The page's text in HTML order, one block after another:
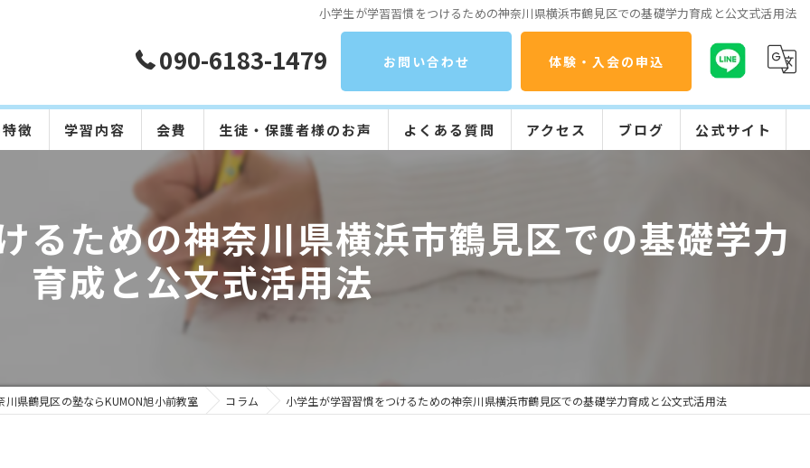
小学生が学習習慣をつけるための神奈川県横浜市鶴見区での基礎学力育成と公文式活用法
090-6183-1479 お問い合わせ 体験・入会の申込
徴 学習内容
数学
英語
会費 生徒・保護者様のお声 よくある質問 アクセス ブログ 公式サイト
入会までの流れ
るための神奈川県横浜市鶴見区での基礎学力
育成と公文式活用法
川県鶴見区の塾ならKUMON旭小前教室 コラム 小学生が学習習慣をつけるための神奈川県横浜市鶴見区での基礎学力育成と公文式活用法